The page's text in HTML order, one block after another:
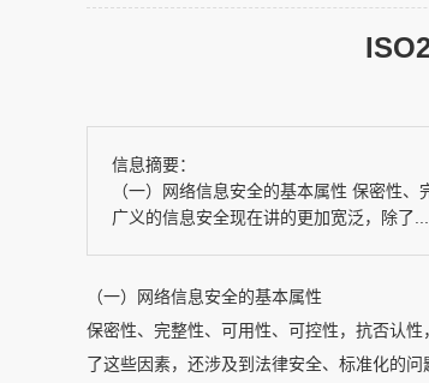
信息摘要：
（一）网络信息安全的基本属性 保密性
广义的信息安全现在讲的更加宽泛，除了...
（一）网络信息安全的基本属性
保密性、完整性、可用性、可控性，抗否认
了这些因素，还涉及到法律安全、标准化的